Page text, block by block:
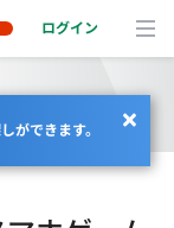
ログイン
ができます。